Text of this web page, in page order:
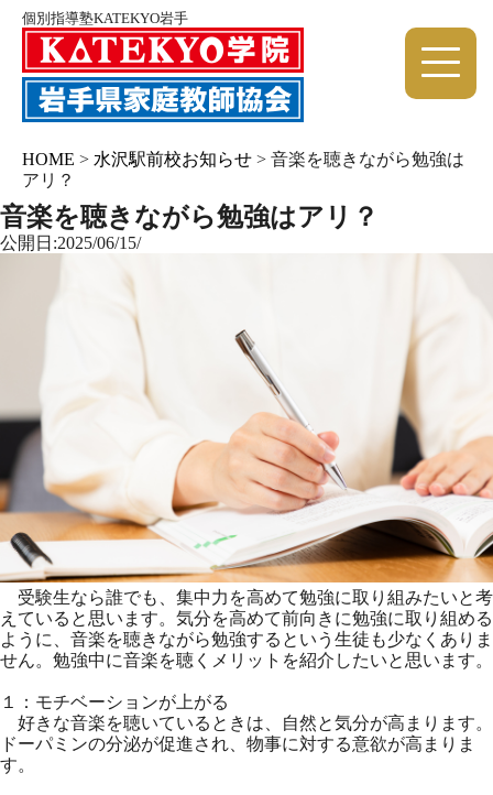
個別指導塾KATEKYO岩手
HOME > 水沢駅前校お知らせ > 音楽を聴きながら勉強は
アリ？
音楽を聴きながら勉強はアリ？
公開日:2025/06/15/
受験生なら誰でも、集中力を高めて勉強に取り組みたいと考
えていると思います。気分を高めて前向きに勉強に取り組める
ように、音楽を聴きながら勉強するという生徒も少なくありま
せん。勉強中に音楽を聴くメリットを紹介したいと思います。
１：モチベーションが上がる
好きな音楽を聴いているときは、自然と気分が高まります。
ドーパミンの分泌が促進され、物事に対する意欲が高まりま
す。